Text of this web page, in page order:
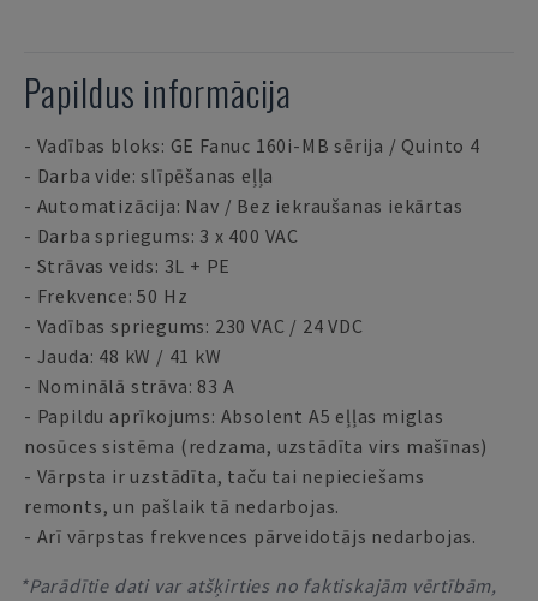
Papildus informācija
- Vadības bloks: GE Fanuc 160i-MB sērija / Quinto 4
- Darba vide: slīpēšanas eļļa
- Automatizācija: Nav / Bez iekraušanas iekārtas
- Darba spriegums: 3 x 400 VAC
- Strāvas veids: 3L + PE
- Frekvence: 50 Hz
- Vadības spriegums: 230 VAC / 24 VDC
- Jauda: 48 kW / 41 kW
- Nominālā strāva: 83 A
- Papildu aprīkojums: Absolent A5 eļļas miglas
nosūces sistēma (redzama, uzstādīta virs mašīnas)
- Vārpsta ir uzstādīta, taču tai nepieciešams
remonts, un pašlaik tā nedarbojas.
- Arī vārpstas frekvences pārveidotājs nedarbojas.
*Parādītie dati var atšķirties no faktiskajām vērtībām,